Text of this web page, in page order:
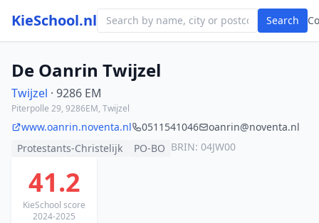
KieSchool.nl Search
De Oanrin Twijzel
Twijzel · 9286 EM
Piterpolle 29, 9286EM, Twijzel
www.oanrin.noventa.nl 0511541046
oanrin@noventa.nl
Protestants-Christelijk
PO-BO BRIN: 04JW00
41.2
KieSchool score
2024-2025